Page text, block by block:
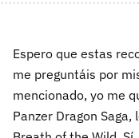
Espero que estas
me preguntáis por
mencionado, yo me
Panzer Dragon Saga,